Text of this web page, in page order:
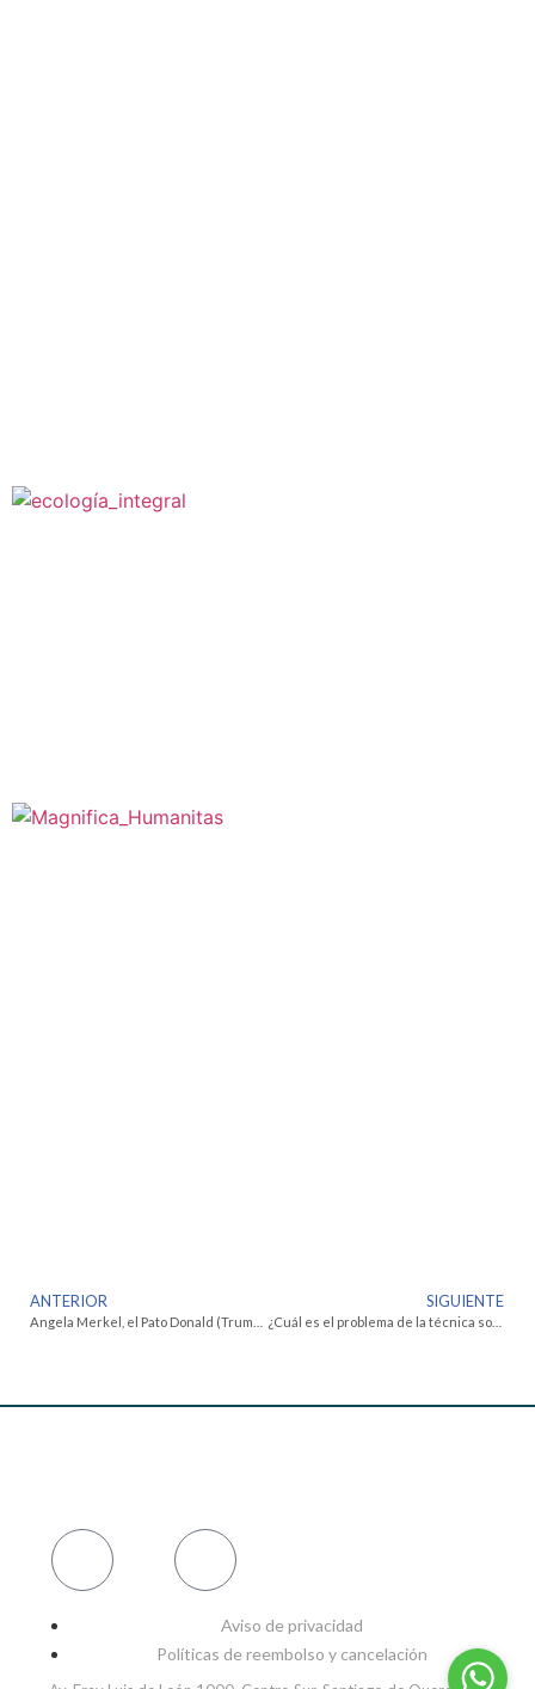
ANTERIOR SIGUIENTE
¿Cuál es el problema de la técnica sobre la “vida” y la “persona”?
Aviso de privacidad
Políticas de reembolso y cancelación